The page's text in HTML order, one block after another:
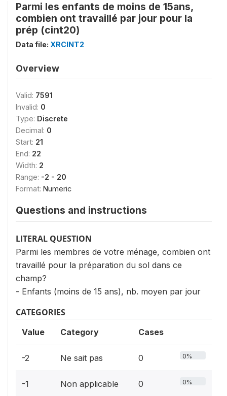
Parmi les enfants de moins de 15ans,
combien ont travaillé par jour pour la
prép (cint20)
Data file: XRCINT2
Overview
Valid: 7591
Invalid: 0
Type: Discrete
Decimal: 0
Start: 21
End: 22
Width: 2
Range: -2 - 20
Format: Numeric
Questions and instructions
LITERAL QUESTION
Parmi les membres de votre ménage, combien ont
travaillé pour la préparation du sol dans ce
champ?
- Enfants (moins de 15 ans), nb. moyen par jour
CATEGORIES
Value Category Cases
-2 Ne sait pas 0 0%
-1 Non applicable 0 0%